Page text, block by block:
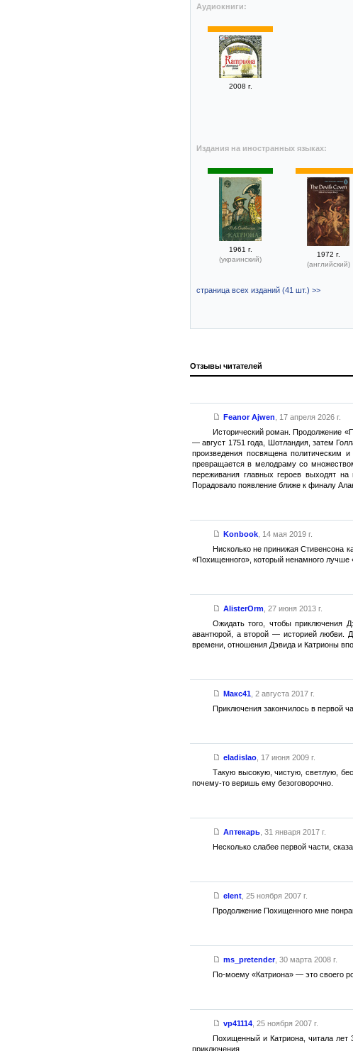
Аудиокниги:
2008 г.
Издания на иностранных языках:
1961 г.
(украинский)
1972 г.
(английский)
страница всех изданий (41 шт.) >>
Отзывы читателей
Feanor Ajwen
17 апреля 2026 г.
Исторический роман. Продолжение
— август 1751 года, Шотландия, затем
произведения посвящена политическим
превращается в мелодраму со
переживания главных героев выходят
Порадовало появление ближе к финалу
Konbook, 14 мая 2019 г.
Нисколько не принижая Стивенсона
«Похищенного», который ненамного лучше
AlisterOrm 27 июня 2013 г.
Ожидать того, чтобы приключения
авантюрой, а второй — историей любви.
времени, отношения Дэвида и Катрионы
Макс41, 2 августа 2017 г.
Приключения закончилось в первой
eladislao, 17 июня 2009 г.
Такую высокую, чистую, светлую,
почему-то веришь ему безоговорочно.
Аптекарь, 31 января 2017 г.
Несколько слабее первой части,
elent, 25 ноября 2007 г.
Продолжение Похищенного мне
ms_pretender, 30 марта 2008 г.
По-моему «Катриона» — это своего
vp41114, 25 ноября 2007 г.
Похищенный и Катриона, читала
приключения